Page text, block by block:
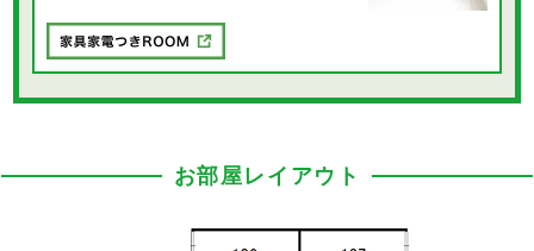
お部屋レイアウト